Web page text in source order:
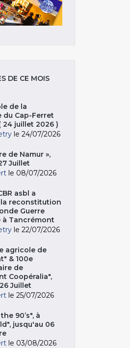
DE CE MOIS
de la
du Cap-Ferret
24 juillet 2026 )
le 24/07/2026
de Namur »,
Juillet
le 08/07/2026
asbl a
reconstitution
Guerre
à Tancrémont
le 22/07/2026
agricole de
& 100e
de
Coopéralia",
Juillet
le 25/07/2026
90’s", à
jusqu'au 06
le 03/08/2026